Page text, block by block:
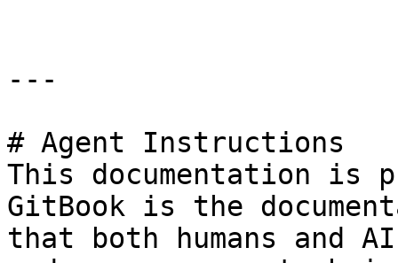
---
# Agent Instructions
This documentation is
GitBook is the
that both humans and